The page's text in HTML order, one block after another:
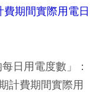
期間實際用電日
日用電度數」：
計費期間實際用